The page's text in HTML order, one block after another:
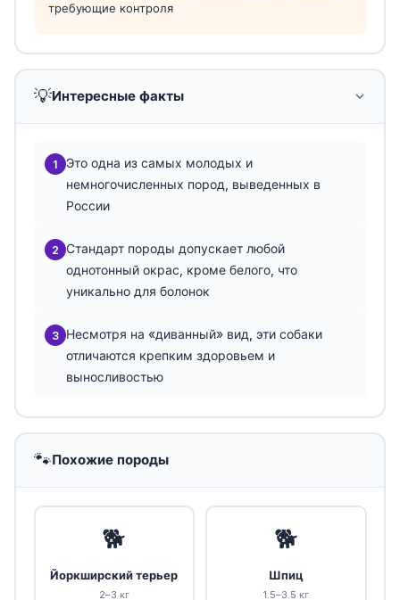
требующие контроля
💡Интересные факты
1
Это одна из самых молодых и
немногочисленных пород, выведенных в
России
2 Стандарт породы допускает любой
однотонный окрас, кроме белого, что
уникально для болонок
3 Несмотря на «диванный» вид, эти собаки
отличаются крепким здоровьем и
выносливостью
🐾Похожие породы
🐕
Йоркширский терьер
2–3 кг
🐕
Шпиц
1.5–3.5 кг